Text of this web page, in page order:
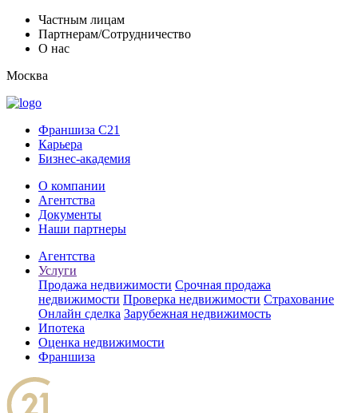
Частным лицам
Партнерам/Сотрудничество
О нас
Москва
Франшиза C21
Карьера
Бизнес-академия
О компании
Агентства
Документы
Наши партнеры
Агентства
Услуги
Продажа недвижимости Срочная продажа
недвижимости Проверка недвижимости Страхование
Онлайн сделка Зарубежная недвижимость
Ипотека
Оценка недвижимости
Франшиза